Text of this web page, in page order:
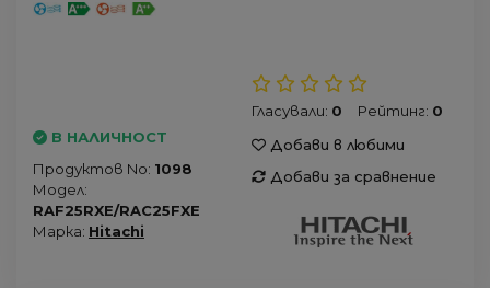
В НАЛИЧНОСТ
Продуктов No: 1098
Модел:
RAF25RXE/RAC25FXE
Марка: Hitachi
Гласували: 0 Рейтинг: 0
Добави в любими
Добави за сравнение